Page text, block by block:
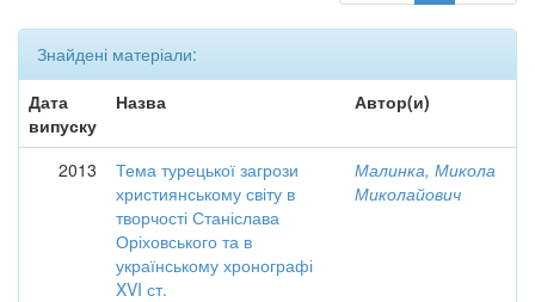
Знайдені матеріали:
Дата
випуску
Назва Автор(и)
2013
Тема турецької загрози
християнському світу в
творчості Станіслава
Оріховського та в
українському хронографі
XVI ст.
Малинка, Микола
Миколайович